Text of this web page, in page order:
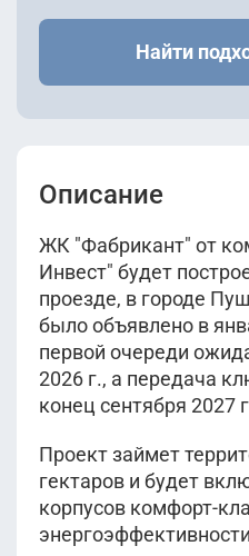
Найти
Описание
ЖК "Фабрикант" от
Инвест" будет
проезде, в городе
было объявлено в
первой очереди
2026 г., а передача
конец сентября 2027
Проект займет
гектаров и будет
корпусов комфорт-